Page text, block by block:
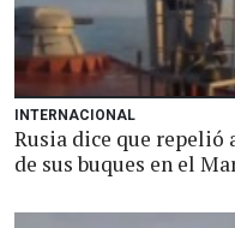
INTERNACIONAL
Rusia dice que repelió
de sus buques en el